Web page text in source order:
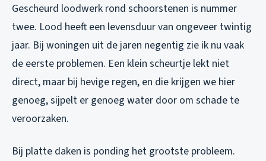
Gescheurd loodwerk rond schoorstenen is nummer
twee. Lood heeft een levensduur van ongeveer twintig
jaar. Bij woningen uit de jaren negentig zie ik nu vaak
de eerste problemen. Een klein scheurtje lekt niet
direct, maar bij hevige regen, en die krijgen we hier
genoeg, sijpelt er genoeg water door om schade te
veroorzaken.
Bij platte daken is ponding het grootste probleem.